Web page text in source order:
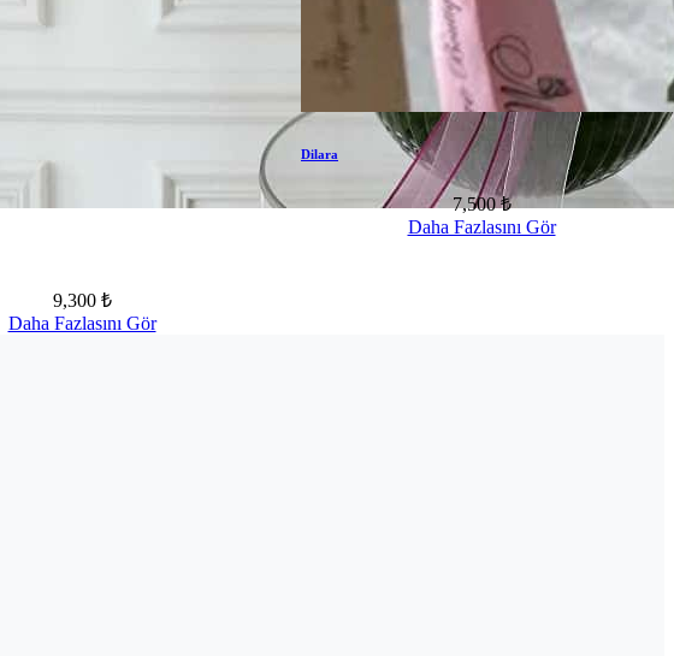
9,300 ₺
Daha Fazlasını Gör
Dilara
7,500 ₺
Daha Fazlasını Gör